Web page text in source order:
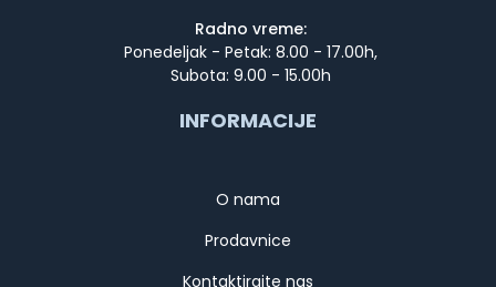
Radno vreme:
Ponedeljak - Petak: 8.00 - 17.00h,
Subota: 9.00 - 15.00h
INFORMACIJE
O nama
Prodavnice
Kontaktirajte nas